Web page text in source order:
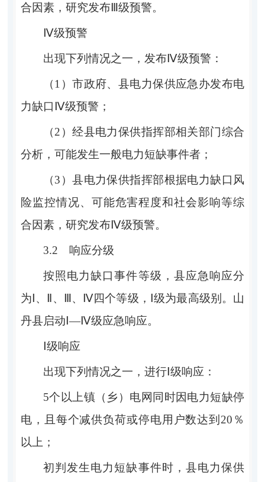
合因素，研究发布Ⅲ级预警。
Ⅳ级预警
出现下列情况之一，发布Ⅳ级预警：
（1 ）市政府、县电力保供应急办发布电
力缺口Ⅳ级预警；
（2 ）经县电力保供指挥部相关部门综合
分析，可能发生一般电力短缺事件者；
（3 ）县电力保供指挥部根据电力缺口风
险监控情况、可能危害程度和社会影响等综
合因素，研究发布Ⅳ级预警。
3.2 响应分级
按照电力缺口事件等级，县应急响应分
为Ⅰ、 Ⅱ、 Ⅲ、 Ⅳ四个等级， Ⅰ级为最高级别。山
丹县启动Ⅰ—Ⅳ级应急响应。
Ⅰ级响应
出现下列情况之一，进行Ⅰ级响应：
5个以上镇（乡）电网同时因电力短缺停
电，且每个减供负荷或停电用户数达到 20％
以上；
初判发生电力短缺事件时， 县电力保供